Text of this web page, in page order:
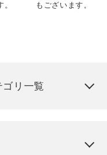
もございます。
リ一覧